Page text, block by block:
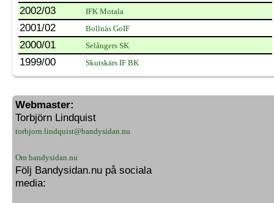
2002/03 IFK Motala
2001/02 Bollnäs GoIF
2000/01 Selångers SK
1999/00 Skutskärs IF BK
Webmaster:
Torbjörn Lindquist
torbjorn.lindquist@bandysidan.nu
Om bandysidan.nu
Följ Bandysidan.nu på sociala
media: